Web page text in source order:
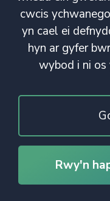
cwcis
yn cael ei
hyn ar gyfer
wybod i ni os
Rwy'n
© Hawlfraint 2020.